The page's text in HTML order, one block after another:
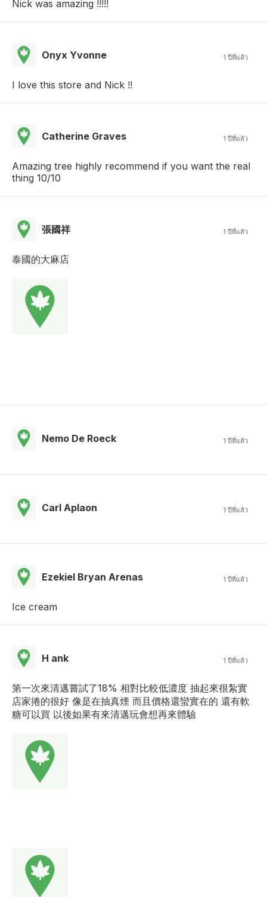
Nick was amazing !!!!!
Onyx Yvonne 1 ปีที่แล้ว
I love this store and Nick !!
Catherine Graves 1 ปีที่แล้ว
Amazing tree highly recommend if you want the real
thing 10/10
張國祥 1 ปีที่แล้ว
泰國的大麻店
Nemo De Roeck 1 ปีที่แล้ว
Carl Aplaon 1 ปีที่แล้ว
Ezekiel Bryan Arenas 1 ปีที่แล้ว
Ice cream
H ank 1 ปีที่แล้ว
第一次來清邁嘗試了18% 相對比較低濃度 抽起來很紮實
店家捲的很好 像是在抽真煙 而且價格還蠻實在的 還有軟
糖可以買 以後如果有來清邁玩會想再來體驗